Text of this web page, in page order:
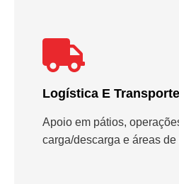
Logística E Transporte
Apoio em pátios,
carga/descarga e áreas